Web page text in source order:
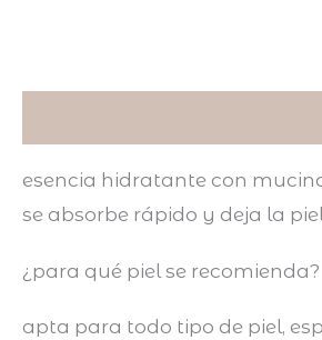
esencia hidratante con
se absorbe rápido y deja la
¿para qué piel se recomienda?
apta para todo tipo de piel,